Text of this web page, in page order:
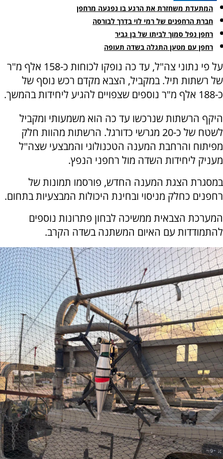
המתעדת משחזרת את הרגע בו נפגעה מרחפן
חברת הרחפנים של רמי לוי בדרך לבורסה
רחפן נפל סמוך לביתו של בן גביר
רחפן עם מטען התגלה בשדה תעופה
על פי נתוני צה"ל, עד כה נופקו לכוחות כ-158 אלף מ"ר
של רשתות תיל. במקביל, הצבא מקדם רכש נוסף של
כ-188 אלף מ"ר נוספים שצפויים להגיע ליחידות בהמשך.
היקף הרשתות שנרכשו עד כה הוא משמעותי ומקביל
לשטח של כ-20 מגרשי כדורגל. הרשתות מהוות חלק
מפיתוח והרחבת המענה הטכנולוגי והמבצעי שצה"ל
מעניק ליחידות השדה מול רחפני הנפץ.
במסגרת הצגת המענה החדש, פורסמו תמונות של
רחפנים כחלק מניסוי ובחינת היכולות המבצעיות בתחום.
המערכת הצבאית ממשיכה לבחון פתרונות נוספים
להתמודדות עם האיום המשתנה בשדה הקרב.